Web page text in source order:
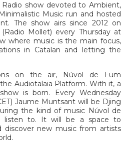
Radio show devoted to Ambient,
Music run and hosted
The show airs since 2012 on
(Radio Mollet) every Thursday at
where music is the main focus,
in Catalan and letting the
on the air, Núvol de Fum
Audiotalaia Platform. With it, a
is born. Every Wednesday
Jaume Muntsant will be Djing
the kind of music Núvol de
listen to. It will be a space to
discover new music from artists